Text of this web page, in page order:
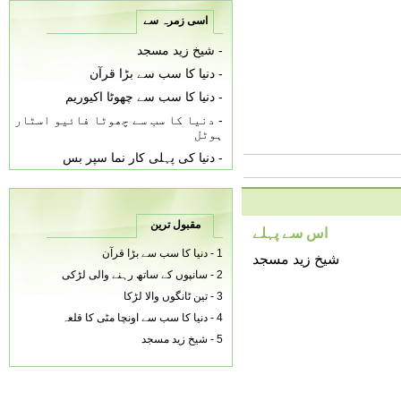
اس سے پہلے
شیخ زید مسجد
اسی زمرہ سے
- شیخ زید مسجد
- دنیا کا سب سے بڑا قرآن
- دنیا کا سب سے چھوٹا اکیوریم
- دنیا کا سب سے چھوٹا فائیو اسٹار
ہوٹل
- دنیا کی پہلی کار نما سپر بس
مقبول ترین
1 -
دنیا کا سب سے بڑا قرآن
2 -
سانپوں کے ساتھ رہنے والی لڑکی
3 -
تین ٹانگوں والا لڑکا
4 -
دنیا کا سب سے اونچا مٹی کا قلعہ
5 -
شیخ زید مسجد